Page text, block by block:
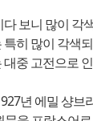
보니 많이 각
히 많이 각색
중 고전으로
년 에밀 샹브